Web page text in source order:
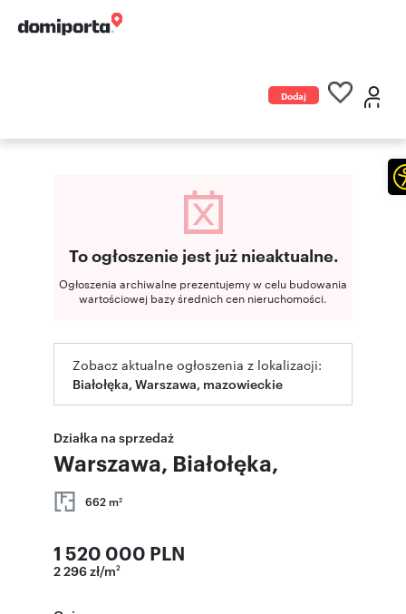
Dodaj
To ogłoszenie jest już nieaktualne.
Ogłoszenia archiwalne prezentujemy w celu budowania
wartościowej bazy średnich cen nieruchomości.
Zobacz aktualne ogłoszenia z lokalizacji:
Białołęka, Warszawa, mazowieckie
Działka na sprzedaż
Warszawa, Białołęka,
662 m2
1 520 000 PLN
2 296 zł/m2